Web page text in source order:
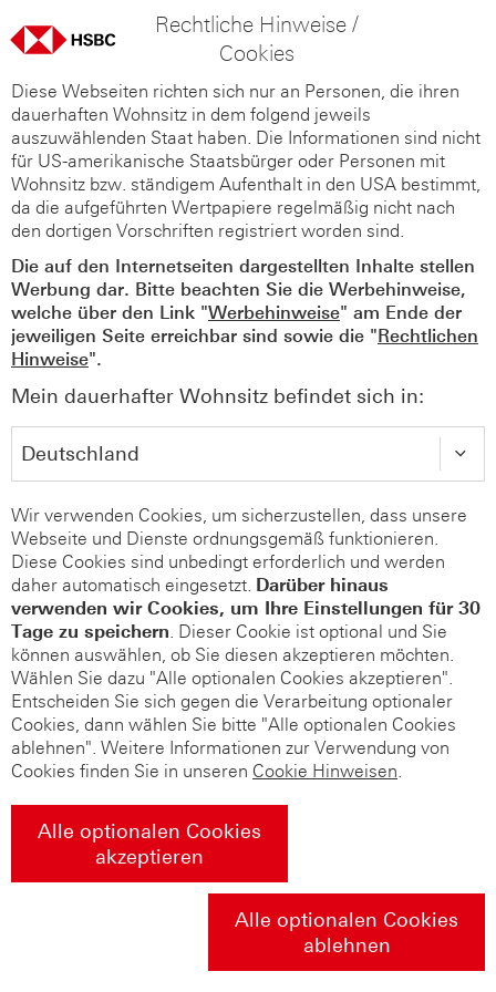
Rechtliche Hinweise /
Cookies
Diese Webseiten richten sich nur an Personen, die ihren
dauerhaften Wohnsitz in dem folgend jeweils
auszuwählenden Staat haben. Die Informationen sind nicht
für US-amerikanische Staatsbürger oder Personen mit
Wohnsitz bzw. ständigem Aufenthalt in den USA bestimmt,
da die aufgeführten Wertpapiere regelmäßig nicht nach
den dortigen Vorschriften registriert worden sind.
Die auf den Internetseiten dargestellten Inhalte stellen
Werbung dar. Bitte beachten Sie die Werbehinweise,
welche über den Link "Werbehinweise" am Ende der
jeweiligen Seite erreichbar sind sowie die "Rechtlichen
Hinweise".
Mein dauerhafter Wohnsitz befindet sich in:
Wir verwenden Cookies, um sicherzustellen, dass unsere
Webseite und Dienste ordnungsgemäß funktionieren.
Diese Cookies sind unbedingt erforderlich und werden
daher automatisch eingesetzt. Darüber hinaus
verwenden wir Cookies, um Ihre Einstellungen für 30
Tage zu speichern. Dieser Cookie ist optional und Sie
können auswählen, ob Sie diesen akzeptieren möchten.
Wählen Sie dazu "Alle optionalen Cookies akzeptieren".
Entscheiden Sie sich gegen die Verarbeitung optionaler
Cookies, dann wählen Sie bitte "Alle optionalen Cookies
ablehnen". Weitere Informationen zur Verwendung von
Cookies finden Sie in unseren Cookie Hinweisen.
Alle optionalen Cookies
akzeptieren
Alle optionalen Cookies
ablehnen